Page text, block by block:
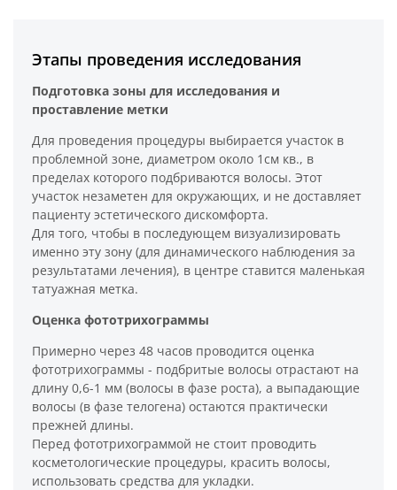
Этапы проведения исследования
Подготовка зоны для исследования и
проставление метки
Для проведения процедуры выбирается участок в
проблемной зоне, диаметром около 1см кв., в
пределах которого подбриваются волосы. Этот
участок незаметен для окружающих, и не доставляет
пациенту эстетического дискомфорта.
Для того, чтобы в последующем визуализировать
именно эту зону (для динамического наблюдения за
результатами лечения), в центре ставится маленькая
татуажная метка.
Оценка фототрихограммы
Примерно через 48 часов проводится оценка
фототрихограммы - подбритые волосы отрастают на
длину 0,6-1 мм (волосы в фазе роста), а выпадающие
волосы (в фазе телогена) остаются практически
прежней длины.
Перед фототрихограммой не стоит проводить
косметологические процедуры, красить волосы,
использовать средства для укладки.